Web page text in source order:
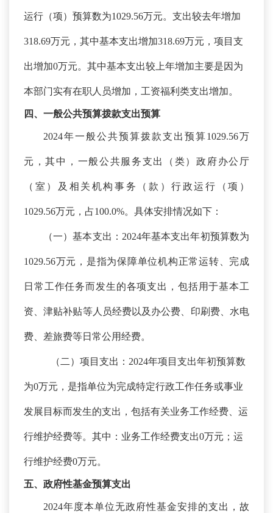
运行（项）预算数为1029.56万元。支出较去年增加
318.69万元，其中基本支出增加318.69万元，项目支
出增加0万元。其中基本支出较上年增加主要是因为
本部门实有在职人员增加，工资福利类支出增加。
四、一般公共预算拨款支出预算
2024年一般公共预算拨款支出预算1029.56万
元，其中，一般公共服务支出（类）政府办公厅
（室）及相关机构事务（款）行政运行（项）
1029.56万元，占100.0%。具体安排情况如下：
（一）基本支出： 2024年基本支出年初预算数为
1029.56万元，是指为保障单位机构正常运转、完成
日常工作任务而发生的各项支出，包括用于基本工
资、津贴补贴等人员经费以及办公费、印刷费、水电
费、差旅费等日常公用经费。
（二）项目支出： 2024年项目支出年初预算数
为0万元，是指单位为完成特定行政工作任务或事业
发展目标而发生的支出，包括有关业务工作经费、运
行维护经费等。其中：业务工作经费支出0万元；运
行维护经费0万元。
五、政府性基金预算支出
2024年度本单位无政府性基金安排的支出，故